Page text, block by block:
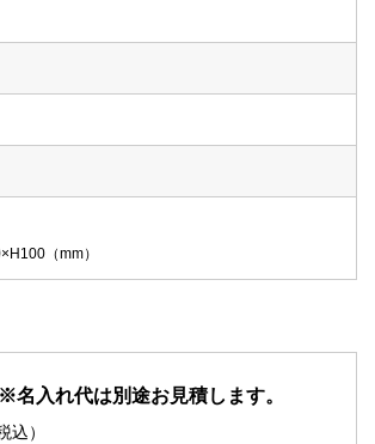
（mm）
名入れ代は別途お見積します。
込）